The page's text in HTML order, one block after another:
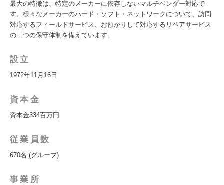
最大の特徴は、特定のメーカーに依存しないマルチベンダー対応で
す。様々なメーカーのハード・ソフト・ネットワークについて、訪問
対応するフィールドサービス、お預かりして対応するリペアサービス
の二つの保守体制を備えています。
設立
1972年11月16日
資本金
資本金334百万円
従業員数
670名 (グループ)
事業所